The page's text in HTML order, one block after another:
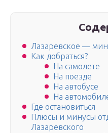
Лазаревское —
Как добраться?
На самолете
На поезде
На автобусе
На
Где остановиться
Плюсы и минусы
Лазаревского